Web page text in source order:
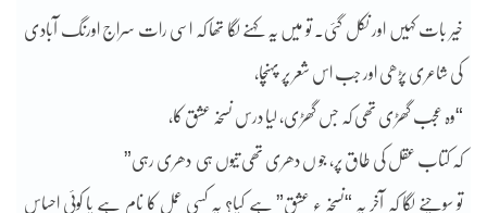
خیر بات کہیں اور نکل گئی۔ تو میں یہ کہنے لگا تھا کہ اسی رات سراج اورنگ آبادی
کی شاعری پڑھی اور جب اس شعر پر پہنچا،
“وہ عجب گھڑی تھی کہ جس گھڑی، لیا درس نسخہ عشق کا،
کہ کتاب عقل کی طاق پر، جو ں دھری تھی تیوں ہی دھری رہی”
تو سوچنے لگا کہ آخر یہ “نسخہ ء عشق” ہے کیا؟ یہ کسی عمل کا نام ہے یا کوئی احساس